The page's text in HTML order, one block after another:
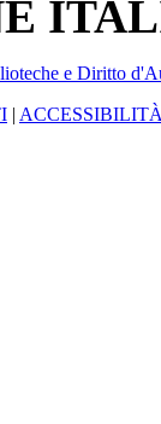
e Diritto
|